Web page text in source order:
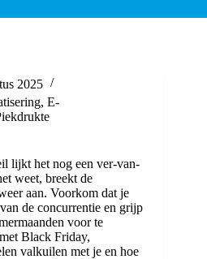
2025
, E-
lijkt het nog een ver-van-
weet, breekt de
aan. Voorkom dat je
de concurrentie en grijp
voor te
Black Friday,
valkuilen met je en hoe